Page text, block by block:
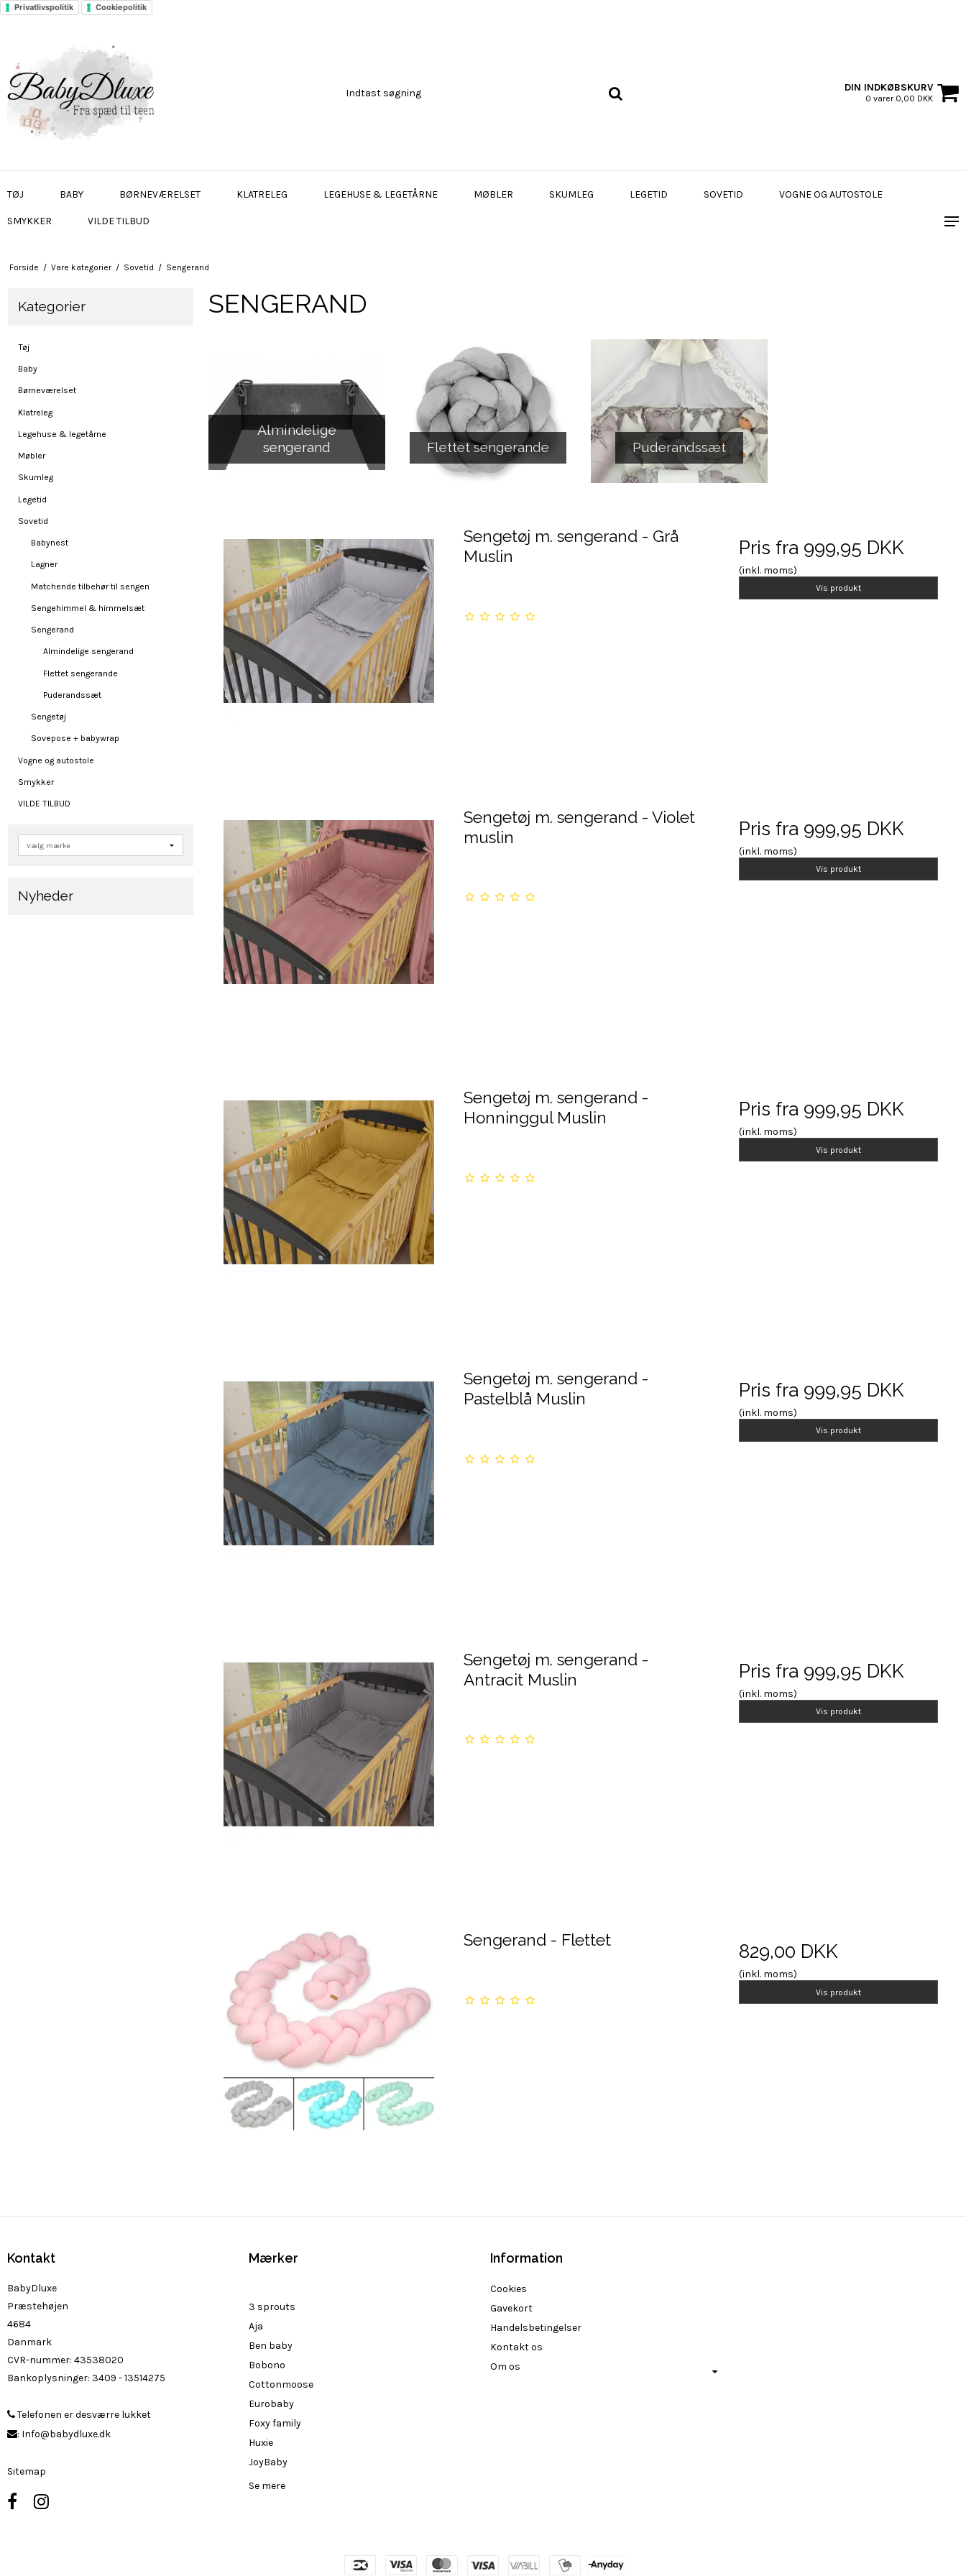
Privatlivspolitik Cookiepolitik
DIN INDKØBSKURV
0 varer 0,00 DKK
TØJ BABY BØRNEVÆRELSET KLATRELEG LEGEHUSE & LEGETÅRNE MØBLER SKUMLEG LEGETID SOVETID VOGNE OG AUTOSTOLE
SMYKKER VILDE TILBUD
Forside / Vare kategorier / Sovetid / Sengerand
Kategorier
Tøj
Baby
Børneværelset
Klatreleg
Legehuse & legetårne
Møbler
Skumleg
Legetid
Sovetid
Babynest
Lagner
Matchende tilbehør til sengen
Sengehimmel & himmelsæt
Sengerand
Almindelige sengerand
Flettet sengerande
Puderandssæt
Sengetøj
Sovepose + babywrap
Vogne og autostole
Smykker
VILDE TILBUD
Nyheder
SENGERAND
Almindelige
sengerand
Flettet sengerande Puderandssæt
Sengetøj m. sengerand - Grå
Muslin
Pris fra 999,95 DKK
(inkl. moms)
Vis produkt
Sengetøj m. sengerand - Violet
muslin
Pris fra 999,95 DKK
(inkl. moms)
Vis produkt
Sengetøj m. sengerand -
Honninggul Muslin
Pris fra 999,95 DKK
(inkl. moms)
Vis produkt
Sengetøj m. sengerand -
Pastelblå Muslin
Pris fra 999,95 DKK
(inkl. moms)
Vis produkt
Sengetøj m. sengerand -
Antracit Muslin
Pris fra 999,95 DKK
(inkl. moms)
Vis produkt
Sengerand - Flettet 829,00 DKK
(inkl. moms)
Vis produkt
Kontakt
BabyDluxe
Præstehøjen
4684
Danmark
CVR-nummer: 43538020
Bankoplysninger: 3409 - 13514275
Telefonen er desværre lukket
: Info@babydluxe.dk
Sitemap
Mærker
3 sprouts
Aja
Ben baby
Bobono
Cottonmoose
Eurobaby
Foxy family
Huxie
JoyBaby
Se mere
Information
Cookies
Gavekort
Handelsbetingelser
Kontakt os
Om os